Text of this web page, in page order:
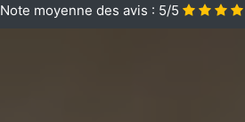
Note moyenne des avis : 5/5